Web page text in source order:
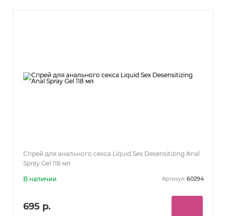
Спрей для анального секса Liquid Sex Desensitizing Anal
Spray Gel 118 мл
В наличии Артикул: 60294
695 р.